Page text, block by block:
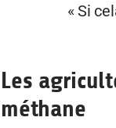
« Si
Les
méthane